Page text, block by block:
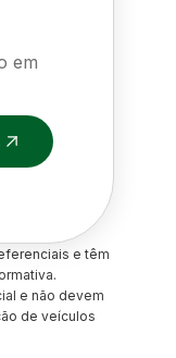
em
e têm
e não devem
de veículos